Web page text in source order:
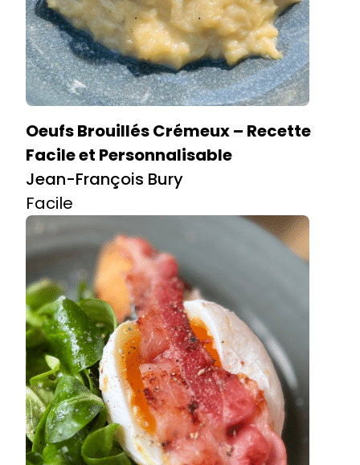
Oeufs Brouillés Crémeux – Recette
Facile et Personnalisable
Jean-François Bury
Facile